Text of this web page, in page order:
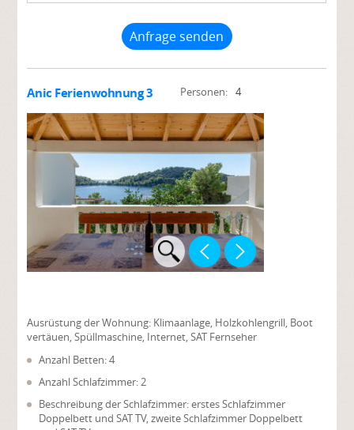
Anfrage senden
Anic Ferienwohnung 3 Personen: 4
Ausrüstung der Wohnung: Klimaanlage, Holzkohlengrill, Boot
vertäuen, Spüllmaschine, Internet, SAT Fernseher
Anzahl Betten: 4
Anzahl Schlafzimmer: 2
Beschreibung der Schlafzimmer: erstes Schlafzimmer
Doppelbett und SAT TV, zweite Schlafzimmer Doppelbett